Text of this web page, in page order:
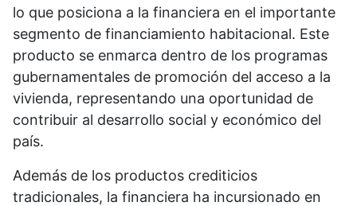
lo que posiciona a la financiera en el importante
segmento de financiamiento habitacional. Este
producto se enmarca dentro de los programas
gubernamentales de promoción del acceso a la
vivienda, representando una oportunidad de
contribuir al desarrollo social y económico del
país.
Además de los productos crediticios
tradicionales, la financiera ha incursionado en